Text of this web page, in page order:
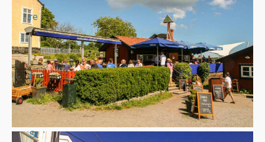
re
r
St